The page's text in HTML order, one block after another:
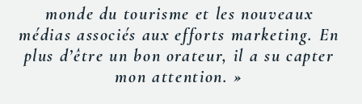
monde du tourisme et les nouveaux
médias associés aux efforts marketing. En
plus d’être un bon orateur, il a su capter
mon attention. »